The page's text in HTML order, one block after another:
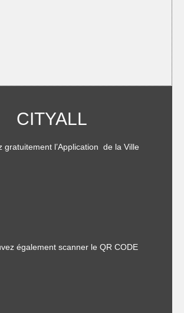
CITYALL
gratuitement l’Application de la Ville
également scanner le QR CODE